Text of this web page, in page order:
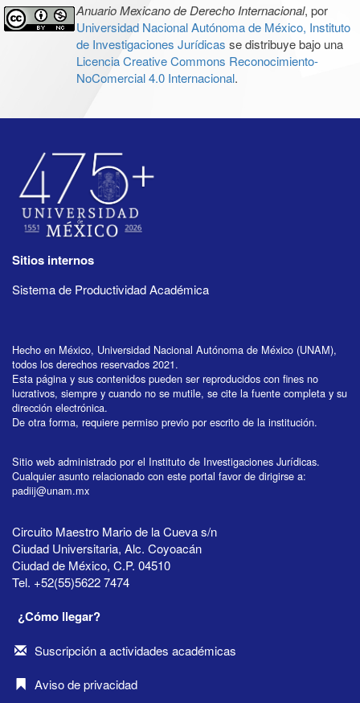
Anuario Mexicano de Derecho Internacional, por
Universidad Nacional Autónoma de México, Instituto
de Investigaciones Jurídicas se distribuye bajo una
Licencia Creative Commons Reconocimiento-
NoComercial 4.0 Internacional.
Sitios internos
Sistema de Productividad Académica
Hecho en México, Universidad Nacional Autónoma de México (UNAM),
todos los derechos reservados 2021.
Esta página y sus contenidos pueden ser reproducidos con fines no
lucrativos, siempre y cuando no se mutile, se cite la fuente completa y su
dirección electrónica.
De otra forma, requiere permiso previo por escrito de la institución.
Sitio web administrado por el Instituto de Investigaciones Jurídicas.
Cualquier asunto relacionado con este portal favor de dirigirse a:
padiij@unam.mx
Circuito Maestro Mario de la Cueva s/n
Ciudad Universitaria, Alc. Coyoacán
Ciudad de México, C.P. 04510
Tel. +52(55)5622 7474
¿Cómo llegar?
Suscripción a actividades académicas
Aviso de privacidad